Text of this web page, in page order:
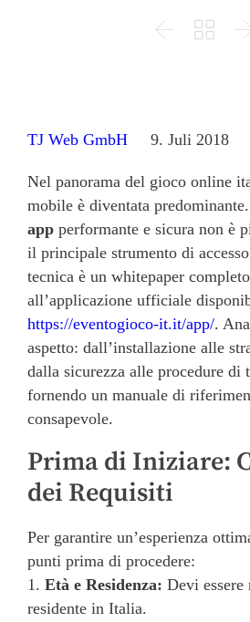
 
TJ Web GmbH 9. Juli 2018
Nel panorama del gioco online
mobile è diventata
app performante e sicura non è
il principale strumento di
tecnica è un whitepaper
all’applicazione ufficiale
https://eventogioco-it.it/app/.
aspetto: dall’installazione alle
dalla sicurezza alle procedure di
fornendo un manuale di
consapevole.
Prima di Iniziare:
dei Requisiti
Per garantire un’esperienza
punti prima di procedere:
1. Età e Residenza: Devi essere
residente in Italia.